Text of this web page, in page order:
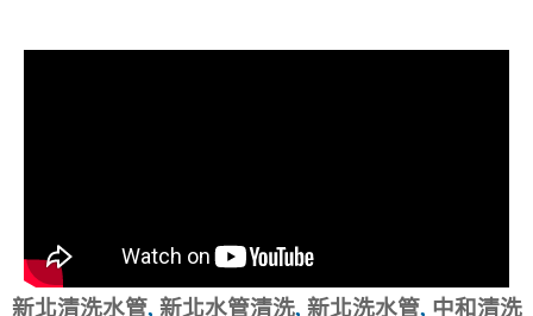
新北清洗水管, 新北水管清洗, 新北洗水管, 中和清洗